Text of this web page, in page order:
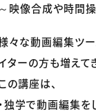
～映像合成や時間操
々な動画編集ツー
ターの方も増えて
の講座は、
独学で動画編集を